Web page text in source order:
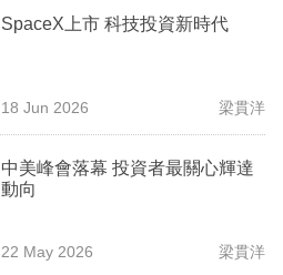
SpaceX上市 科技投資新時代
18 Jun 2026 梁貫洋
中美峰會落幕 投資者最關心輝達
動向
22 May 2026 梁貫洋